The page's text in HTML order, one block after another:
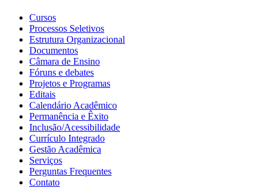
Cursos
Processos Seletivos
Estrutura Organizacional
Documentos
Câmara de Ensino
Fóruns e debates
Projetos e Programas
Editais
Calendário Acadêmico
Permanência e Êxito
Inclusão/Acessibilidade
Currículo Integrado
Gestão Acadêmica
Serviços
Perguntas Frequentes
Contato